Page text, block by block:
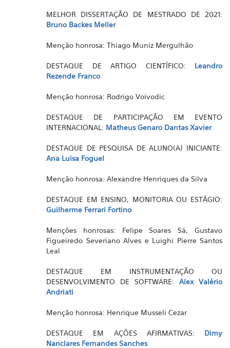
MELHOR DISSERTAÇÃO DE MESTRADO DE 2021:
Bruno Backes Meller
Menção honrosa: Thiago Muniz Mergulhão
DESTAQUE DE ARTIGO CIENTÍFICO: Leandro
Rezende Franco
Menção honrosa: Rodrigo Voivodic
DESTAQUE DE PARTICIPAÇÃO EM EVENTO
INTERNACIONAL: Matheus Genaro Dantas Xavier
DESTAQUE DE PESQUISA DE ALUNO(A) INICIANTE:
Ana Luisa Foguel
Menção honrosa: Alexandre Henriques da Silva
DESTAQUE EM ENSINO, MONITORIA OU ESTÁGIO:
Guilherme Ferrari Fortino
Menções honrosas: Felipe Soares Sá, Gustavo
Figueiredo Severiano Alves e Luighi Pierre Santos
Leal
DESTAQUE EM INSTRUMENTAÇÃO OU
DESENVOLVIMENTO DE SOFTWARE: Alex Valério
Andriati
Menção honrosa: Henrique Musseli Cezar
DESTAQUE EM AÇÕES AFIRMATIVAS: Dimy
Nanclares Fernandes Sanches